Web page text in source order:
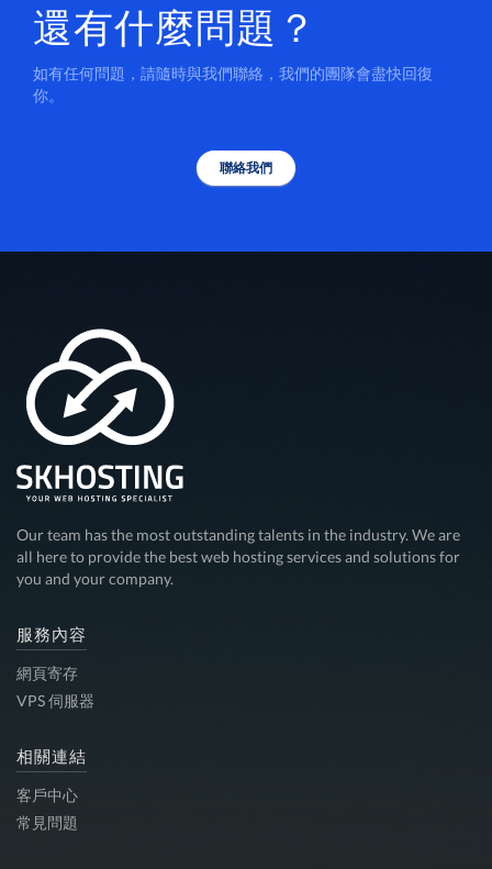
還有什麼問題？
如有任何問題，請隨時與我們聯絡，我們的團隊會盡快回復
你。
聯絡我們
Our team has the most outstanding talents in the industry. We are
all here to provide the best web hosting services and solutions for
you and your company.
服務內容
網頁寄存
VPS 伺服器
相關連結
客戶中心
常見問題